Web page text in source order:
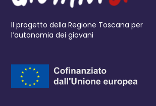
Il progetto della Regione Toscana per
l’autonomia dei giovani